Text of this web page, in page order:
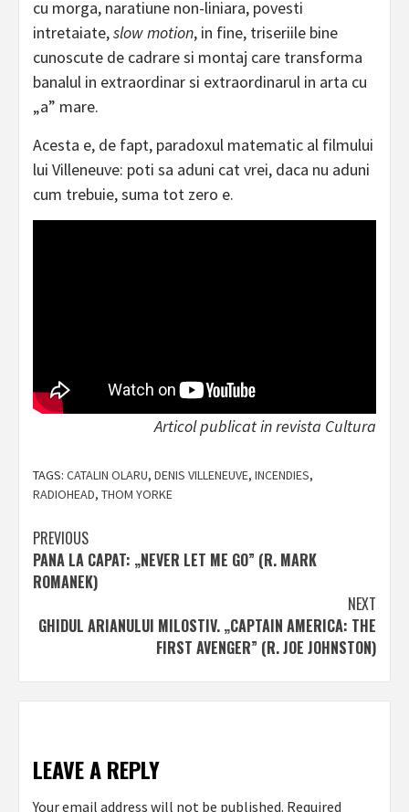
cu morga, naratiune non-liniara, povesti
intretaiate,slow motion, in fine, triseriile bine
cunoscute de cadrare si montaj care transforma
banalul in extraordinar si extraordinarul in arta cu
„a” mare.
Acesta e, de fapt, paradoxul matematic al filmului
lui Villeneuve: poti sa aduni cat vrei, daca nu aduni
cum trebuie, suma tot zero e.
Articol publicat in revista Cultura
TAGS: CATALIN OLARU, DENIS VILLENEUVE, INCENDIES,
RADIOHEAD, THOM YORKE
Post
navigation
PREVIOUS
PANA LA CAPAT: „NEVER LET ME GO” (R. MARK
ROMANEK)
NEXT
GHIDUL ARIANULUI MILOSTIV. „CAPTAIN AMERICA: THE
FIRST AVENGER” (R. JOE JOHNSTON)
LEAVE A REPLY
Your email address will not be published. Required